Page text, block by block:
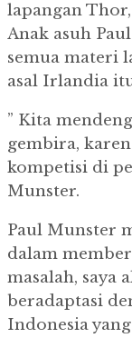
lapangan
Anak asuh
semua materi
asal Irlandia
” Kita
gembira,
kompetisi di
Munster.
Paul Munster
dalam
masalah, saya
beradaptasi
Indonesia